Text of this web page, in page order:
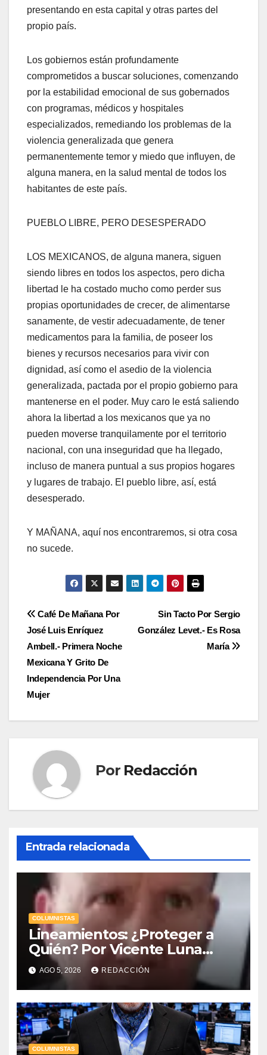
presentando en esta capital y otras partes del
propio país.
Los gobiernos están profundamente
comprometidos a buscar soluciones, comenzando
por la estabilidad emocional de sus gobernados
con programas, médicos y hospitales
especializados, remediando los problemas de la
violencia generalizada que genera
permanentemente temor y miedo que influyen, de
alguna manera, en la salud mental de todos los
habitantes de este país.
PUEBLO LIBRE, PERO DESESPERADO
LOS MEXICANOS, de alguna manera, siguen
siendo libres en todos los aspectos, pero dicha
libertad le ha costado mucho como perder sus
propias oportunidades de crecer, de alimentarse
sanamente, de vestir adecuadamente, de tener
medicamentos para la familia, de poseer los
bienes y recursos necesarios para vivir con
dignidad, así como el asedio de la violencia
generalizada, pactada por el propio gobierno para
mantenerse en el poder. Muy caro le está saliendo
ahora la libertad a los mexicanos que ya no
pueden moverse tranquilamente por el territorio
nacional, con una inseguridad que ha llegado,
incluso de manera puntual a sus propios hogares
y lugares de trabajo. El pueblo libre, así, está
desesperado.
Y MAÑANA, aquí nos encontraremos, si otra cosa
no sucede.
Navegación
de
entradas
Sin Tacto Por Sergio
González Levet.- Es Rosa
María
Café De Mañana Por
José Luis Enríquez
Ambell.- Primera Noche
Mexicana Y Grito De
Independencia Por Una
Mujer
Por Redacción
Entrada relacionada
COLUMNISTAS
Lineamientos: ¿Proteger a
Quién? Por Vicente Luna
Hernández
AGO 5, 2026 REDACCIÓN
COLUMNISTAS